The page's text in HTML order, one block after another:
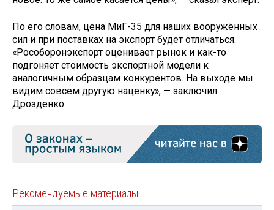
По его словам, цена МиГ-35 для наших вооружённых
сил и при поставках на экспорт будет отличаться.
«Рособоронэкспорт оценивает рынок и как-то
подгоняет стоимость экспортной модели к
аналогичным образцам конкурентов. На выходе мы
видим совсем другую наценку», — заключил
Дрозденко.
Рекомендуемые материалы